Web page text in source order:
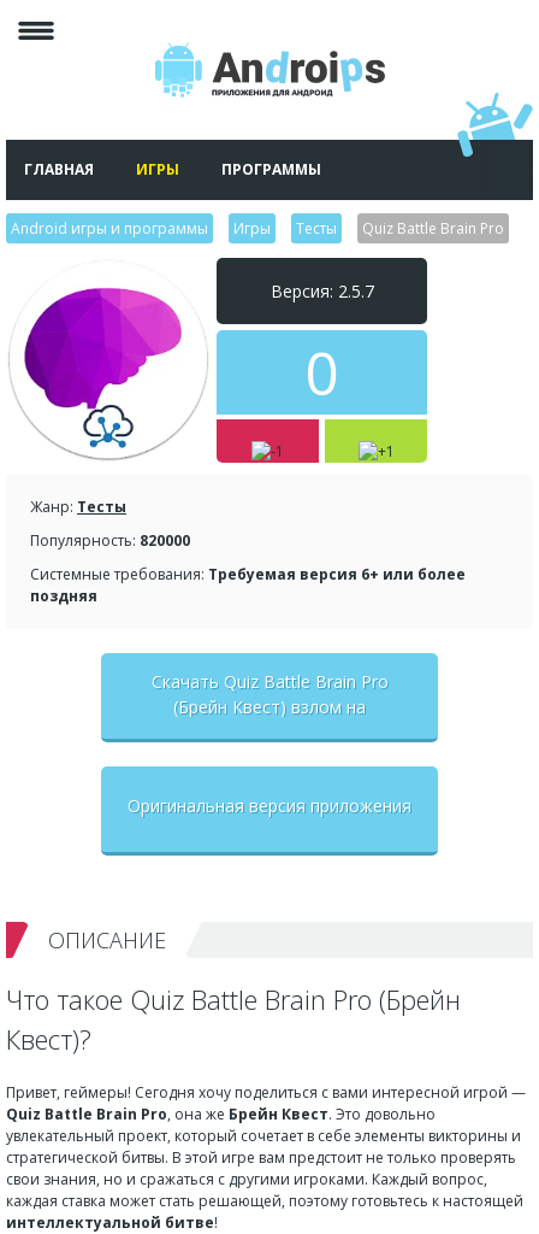
ГЛАВНАЯ ИГРЫ ПРОГРАММЫ
Android игры и программы Игры Тесты Quiz Battle Brain Pro
Версия: 2.5.7
0
Жанр: Тесты
Популярность: 820000
Системные требования: Требуемая версия 6+ или более
поздняя
Скачать Quiz Battle Brain Pro
(Брейн Квест) взлом на
Оригинальная версия приложения
ОПИСАНИЕ
Что такое Quiz Battle Brain Pro (Брейн
Квест)?
Привет, геймеры! Сегодня хочу поделиться с вами интересной игрой —
Quiz Battle Brain Pro, она же Брейн Квест. Это довольно
увлекательный проект, который сочетает в себе элементы викторины и
стратегической битвы. В этой игре вам предстоит не только проверять
свои знания, но и сражаться с другими игроками. Каждый вопрос,
каждая ставка может стать решающей, поэтому готовьтесь к настоящей
интеллектуальной битве!